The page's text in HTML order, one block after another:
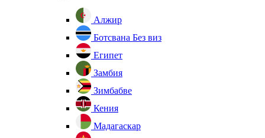
Алжир
Ботсвана Без виз
Египет
Замбия
Зимбабве
Кения
Мадагаскар